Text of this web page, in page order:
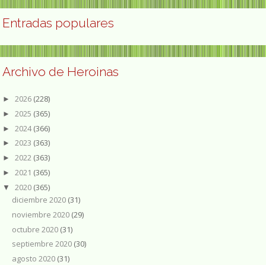
Entradas populares
Archivo de Heroinas
► 2026 (228)
► 2025 (365)
► 2024(366)
► 2023 (363)
► 2022 (363)
► 2021 (365)
▼ 2020 (365)
diciembre 2020 (31)
noviembre 2020 (29)
octubre 2020 (31)
septiembre 2020 (30)
agosto 2020 (31)